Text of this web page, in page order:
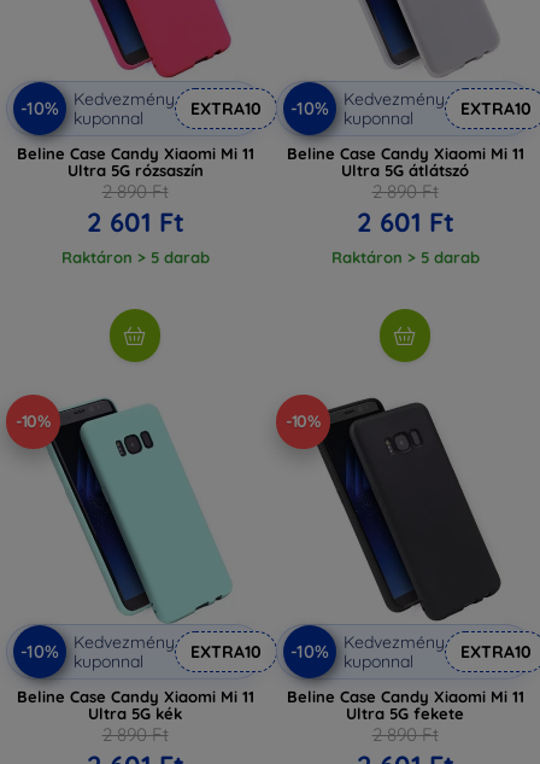
-10%
Kedvezmény
kuponnal
EXTRA10
Beline Case Candy Xiaomi Mi 11
Ultra 5G rózsaszín
2 890 Ft
2 601 Ft
Raktáron > 5 darab
-10%
Kedvezmény
kuponnal
EXTRA10
Beline Case Candy Xiaomi Mi 11
Ultra 5G átlátszó
2 890 Ft
2 601 Ft
Raktáron > 5 darab
-10%
-10%
Kedvezmény
kuponnal
EXTRA10
Beline Case Candy Xiaomi Mi 11
Ultra 5G kék
2 890 Ft
-10%
-10%
Kedvezmény
kuponnal
EXTRA10
Beline Case Candy Xiaomi Mi 11
Ultra 5G fekete
2 890 Ft